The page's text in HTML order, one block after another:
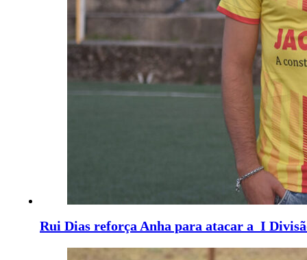
Rui Dias reforça Anha para atacar a I